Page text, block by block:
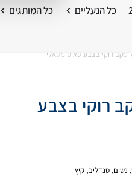
כל הנעליים כל המותגים
עקב רוקי בצבע טאופ מטאלי
רוקי בצבע
, נשים, סנדלים, קיץ